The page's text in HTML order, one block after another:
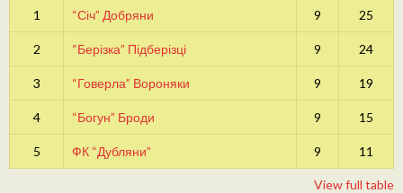
1 “Січ” Добряни 9 25
2 “Берізка” Підберізці 9 24
3 “Говерла” Вороняки 9 19
4 “Богун” Броди 9 15
5 ФК “Дубляни” 9 11
View full table